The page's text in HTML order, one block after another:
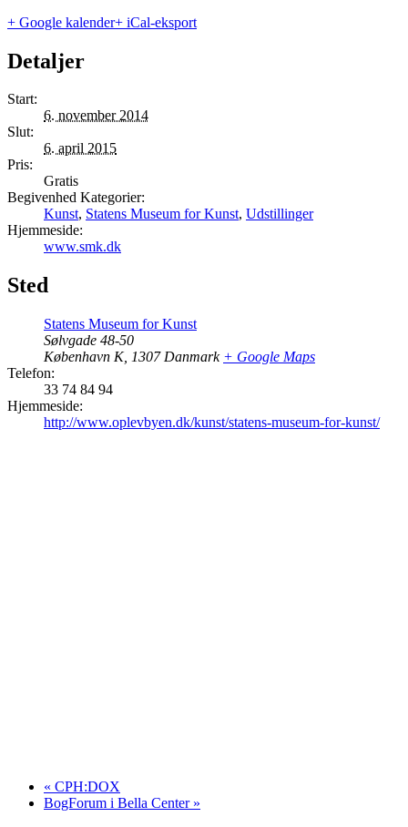
+ Google kalender+ iCal-eksport
Detaljer
Start:
6. november 2014
Slut:
6. april 2015
Pris:
Gratis
Begivenhed Kategorier:
Kunst, Statens Museum for Kunst, Udstillinger
Hjemmeside:
www.smk.dk
Sted
Statens Museum for Kunst
Sølvgade 48-50
København K, 1307 Danmark + Google Maps
Telefon:
33 74 84 94
Hjemmeside:
http://www.oplevbyen.dk/kunst/statens-museum-for-kunst/
« CPH:DOX
BogForum i Bella Center »